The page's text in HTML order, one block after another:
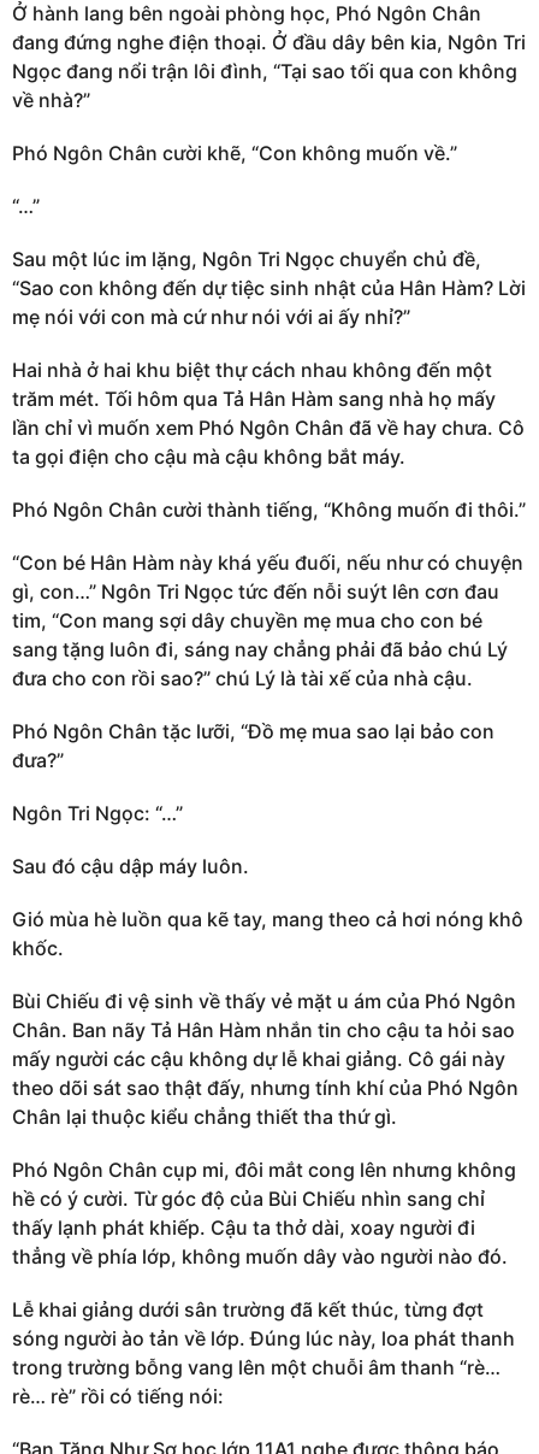
Ở hành lang bên ngoài phòng học, Phó Ngôn Chân
đang đứng nghe điện thoại. Ở đầu dây bên kia, Ngôn Tri
Ngọc đang nổi trận lôi đình, “Tại sao tối qua con không
về nhà?”
Phó Ngôn Chân cười khẽ, “Con không muốn về.”
“…”
Sau một lúc im lặng, Ngôn Tri Ngọc chuyển chủ đề,
“Sao con không đến dự tiệc sinh nhật của Hân Hàm? Lời
mẹ nói với con mà cứ như nói với ai ấy nhỉ?”
Hai nhà ở hai khu biệt thự cách nhau không đến một
trăm mét. Tối hôm qua Tả Hân Hàm sang nhà họ mấy
lần chỉ vì muốn xem Phó Ngôn Chân đã về hay chưa. Cô
ta gọi điện cho cậu mà cậu không bắt máy.
Phó Ngôn Chân cười thành tiếng, “Không muốn đi thôi.”
“Con bé Hân Hàm này khá yếu đuối, nếu như có chuyện
gì, con…” Ngôn Tri Ngọc tức đến nỗi suýt lên cơn đau
tim, “Con mang sợi dây chuyền mẹ mua cho con bé
sang tặng luôn đi, sáng nay chẳng phải đã bảo chú Lý
đưa cho con rồi sao?” chú Lý là tài xế của nhà cậu.
Phó Ngôn Chân tặc lưỡi, “Đồ mẹ mua sao lại bảo con
đưa?”
Ngôn Tri Ngọc: “…”
Sau đó cậu dập máy luôn.
Gió mùa hè luồn qua kẽ tay, mang theo cả hơi nóng khô
khốc.
Bùi Chiếu đi vệ sinh về thấy vẻ mặt u ám của Phó Ngôn
Chân. Ban nãy Tả Hân Hàm nhắn tin cho cậu ta hỏi sao
mấy người các cậu không dự lễ khai giảng. Cô gái này
theo dõi sát sao thật đấy, nhưng tính khí của Phó Ngôn
Chân lại thuộc kiểu chẳng thiết tha thứ gì.
Phó Ngôn Chân cụp mi, đôi mắt cong lên nhưng không
hề có ý cười. Từ góc độ của Bùi Chiếu nhìn sang chỉ
thấy lạnh phát khiếp. Cậu ta thở dài, xoay người đi
thẳng về phía lớp, không muốn dây vào người nào đó.
Lễ khai giảng dưới sân trường đã kết thúc, từng đợt
sóng người ào tản về lớp. Đúng lúc này, loa phát thanh
trong trường bỗng vang lên một chuỗi âm thanh “rè…
rè… rè” rồi có tiếng nói:
“Bạn Tăng Như Sơ học lớp 11A1 nghe được thông báo